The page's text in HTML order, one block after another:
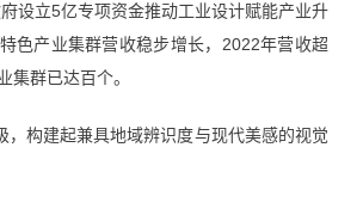
设立5亿专项资金推动工业设计赋能产业升
色产业集群营收稳步增长，2022年营收超
集群已达百个。
，构建起兼具地域辨识度与现代美感的视觉